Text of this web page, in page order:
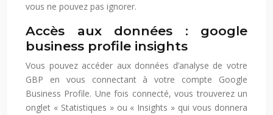
vous ne pouvez pas ignorer.
Accès aux données : google
business profile insights
Vous pouvez accéder aux données d’analyse de votre
GBP en vous connectant à votre compte Google
Business Profile. Une fois connecté, vous trouverez un
onglet « Statistiques » ou « Insights » qui vous donnera